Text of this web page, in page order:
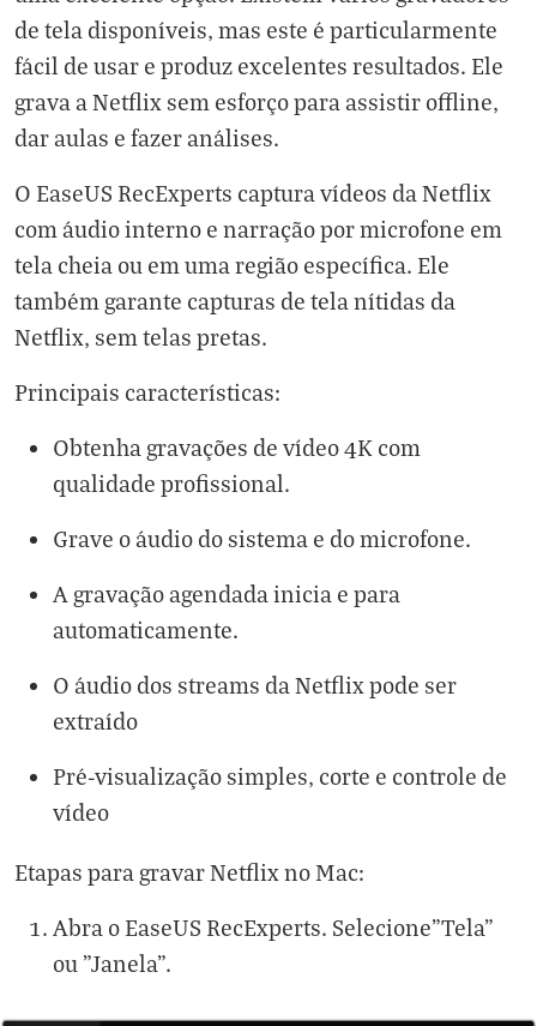
de tela disponíveis, mas este é particularmente
fácil de usar e produz excelentes resultados. Ele
grava a Netflix sem esforço para assistir offline,
dar aulas e fazer análises.
O EaseUS RecExperts captura vídeos da Netflix
com áudio interno e narração por microfone em
tela cheia ou em uma região específica. Ele
também garante capturas de tela nítidas da
Netflix, sem telas pretas.
Principais características:
Obtenha gravações de vídeo 4K com
qualidade profissional.
Grave o áudio do sistema e do microfone.
A gravação agendada inicia e para
automaticamente.
O áudio dos streams da Netflix pode ser
extraído
Pré-visualização simples, corte e controle de
vídeo
Etapas para gravar Netflix no Mac:
Abra o EaseUS RecExperts. Selecione"Tela"
ou "Janela".